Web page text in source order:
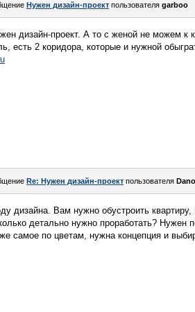
Нужен дизайн-проект пользователя garboo
дизайн-проект. А то с женой не можем к
есть 2 коридора, которые и нужной
Re: Нужен дизайн-проект пользователя
дизайна. Вам нужно обустроить
детально нужно проработать?
самое по цветам, нужна концепция и